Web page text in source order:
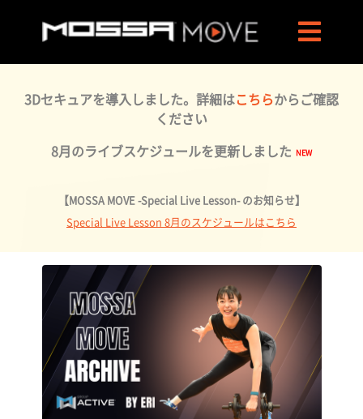
3Dセキュアを導入しました。詳細はこちらからご確認
ください
8月のライブスケジュールを更新しました
【MOSSA MOVE -Special Live Lesson- のお知らせ】
Special Live Lesson 8月のスケジュールはこちら